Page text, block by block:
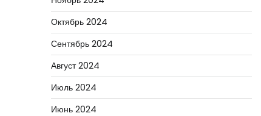
Октябрь 2024
Сентябрь 2024
Август 2024
Июль 2024
Июнь 2024